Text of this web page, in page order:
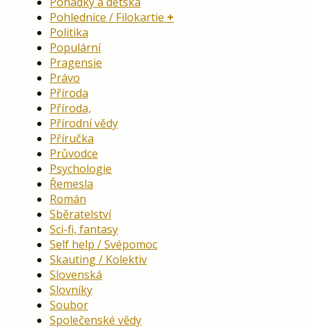
Pohlednice / Filokartie
Politika
Populární
Pragensie
Právo
Příroda
Příroda,
Přírodní vědy
Příručka
Průvodce
Psychologie
Řemesla
Román
Sběratelství
Sci-fi, fantasy
Self help / Svépomoc
Skauting / Kolektiv
Slovenská
Slovníky
Soubor
Společenské vědy